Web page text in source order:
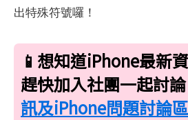
出特殊符號囉！
📱想知道iPhone最新
趕快加入社團一起討論
訊及iPhone問題討論區